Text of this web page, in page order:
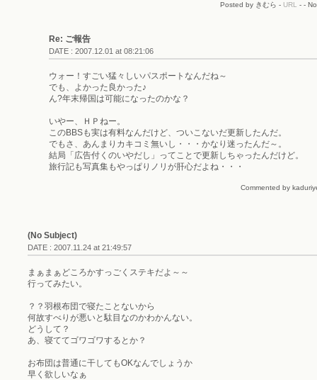
Posted by きむら - URL - -
Re: ご報告
DATE : 2007.12.01 at 08:21:06
ウォー！すごい猛々しいパスポートなんだね～
でも、よかった良かった♪
ん?年末帰国は可能になったのかな？
いやー、ＨＰねー。
このBBSも実は有料なんだけど、ついこないだ更新したんだ。
でもさ、あんまりカキコミ無いし・・・かなり迷ったんだ～。
結局「広告付くのいやだし」ってことで更新しちゃったんだけど。
旅行記も写真集もやっぱりノリが肝心だよね・・・
Commented by
(No Subject)
DATE : 2007.11.24 at 21:49:57
まぁまぁどころかすっごくステキだよ～～
行ってみたい。
？？羽根布団で寝たことないから
何故すべりが悪いと駄目なのかわかんない。
どうして？
あ、寝ててゴワゴワするとか？
お布団は普通に干してもOKなんでしょうか
早く欲しいなぁ